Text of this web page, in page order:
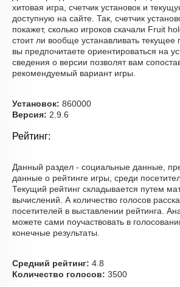
хитовая игра, счетчик установок и
доступную на сайте. Так, счетчик
покажет, сколько игроков скачали Fruit
стоит ли вообще устанавливать
вы предпочитаете ориентироваться на
сведения о версии позволят вам
рекомендуемый вариант игры.
Установок: 860000
Версия: 2.9.6
Рейтинг:
Данный раздел - социальные данные,
данные о рейтинге игры, среди
Текущий рейтинг складывается путем
вычислений. А количество голосов
посетителей в выставлении рейтинга.
можете сами поучаствовать в
конечные результаты.
Средний рейтинг: 4.8
Количество голосов: 3500